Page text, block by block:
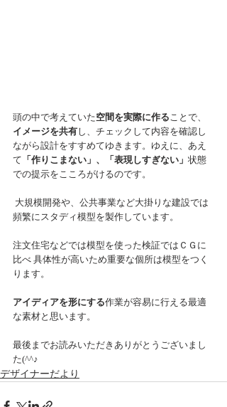
頭の中で考えていた空間を実際に作ることで、
イメージを共有し、チェックして内容を確認し
ながら設計をすすめてゆきます。ゆえに、あえ
て 「作りこまない」、「表現しすぎない」 状態
での提示をこころがけるのです。
頻繁にスタディ模型を製作しています。
注文住宅などでは模型を使った検証ではＣＧに
比べ 具体性が高いため重要な個所は模型をつく
ります。
アイディアを形にする作業が容易に行える最適
な素材と思います。
最後までお読みいただきありがとうございまし
た(^^♪
デザイナーだより